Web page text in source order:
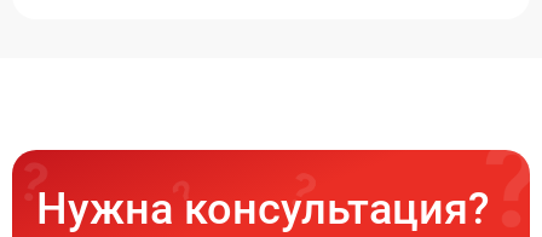
Нужна консультация?